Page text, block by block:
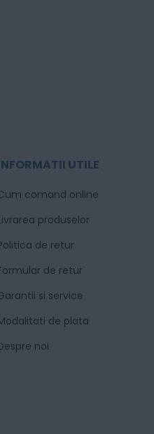
UTILE
comand online
produselor
de retur
de retur
si service
de plata
noi